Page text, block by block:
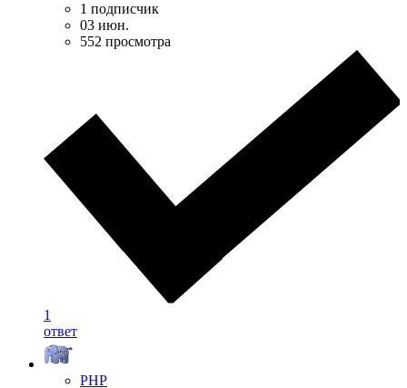
1 подписчик
03 июн.
552 просмотра
1
ответ
PHP